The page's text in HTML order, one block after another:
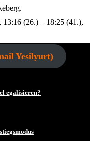
(26.) – 18:25 (41.),
Yesilyurt)
egalisieren?